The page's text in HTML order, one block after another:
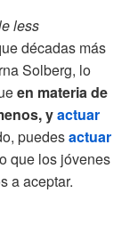
less
décadas más
Solberg, lo
en materia de
yactuar
puedesactuar
que los jóvenes
a aceptar.